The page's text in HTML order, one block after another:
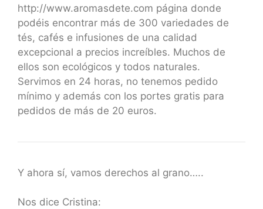
http://www.aromasdete.com página donde
podéis encontrar más de 300 variedades de
tés, cafés e infusiones de una calidad
excepcional a precios increíbles. Muchos de
ellos son ecológicos y todos naturales.
Servimos en 24 horas, no tenemos pedido
mínimo y además con los portes gratis para
pedidos de más de 20 euros.
Y ahora sí, vamos derechos al grano…..
Nos dice Cristina: